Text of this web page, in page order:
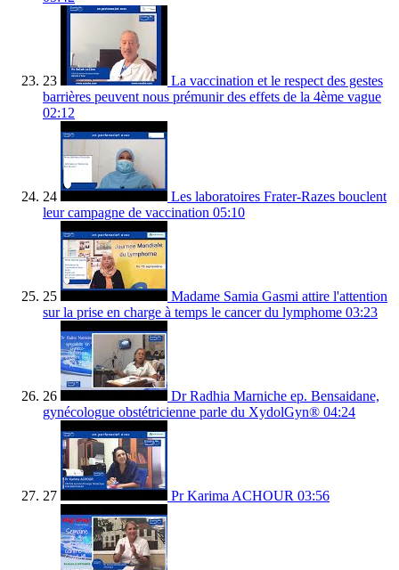
23
La vaccination et le respect des gestes
barrières peuvent nous prémunir des effets de la 4ème vague
02:12
24
Les laboratoires Frater-Razes bouclent
leur campagne de vaccination 05:10
25
Madame Samia Gasmi attire l'attention
sur la prise en charge à temps le cancer du lymphome 03:23
26
Dr Radhia Marniche ep. Bensaidane,
gynécologue obstétricienne parle du XydolGyn® 04:24
27 Pr Karima ACHOUR 03:56